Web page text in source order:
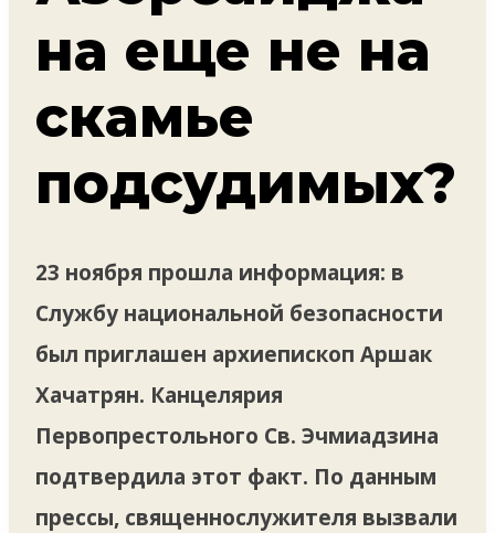
на еще не на
скамье
подсудимых?
23 ноября прошла информация: в
Службу национальной безопасности
был приглашен архиепископ Аршак
Хачатрян. Канцелярия
Первопрестольного Св. Эчмиадзина
подтвердила этот факт. По данным
прессы, священнослужителя вызвали